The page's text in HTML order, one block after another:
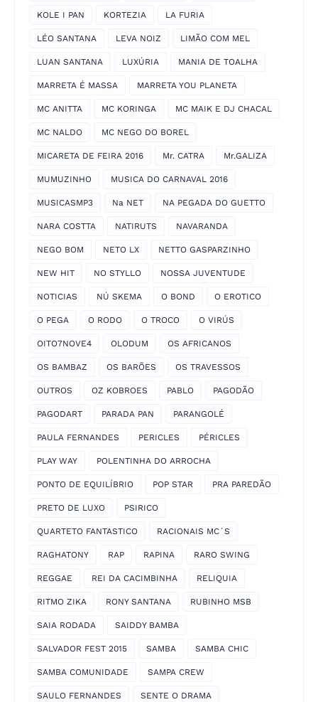
KOLE I PAN KORTEZIA LA FURIA
LÉO SANTANA LEVA NOIZ LIMÃO COM MEL
LUAN SANTANA LUXÚRIA MANIA DE TOALHA
MARRETA É MASSA MARRETA YOU PLANETA
MC ANITTA MC KORINGA MC MAIK E DJ CHACAL
MC NALDO MC NEGO DO BOREL
MICARETA DE FEIRA 2016 Mr. CATRA Mr.GALIZA
MUMUZINHO MUSICA DO CARNAVAL 2016
MUSICASMP3 Na NET NA PEGADA DO GUETTO
NARA COSTTA NATIRUTS NAVARANDA
NEGO BOM NETO LX NETTO GASPARZINHO
NEW HIT NO STYLLO NOSSA JUVENTUDE
NOTICIAS NÚ SKEMA O BOND O EROTICO
O PEGA O RODO O TROCO O VIRÚS
OITO7NOVE4 OLODUM OS AFRICANOS
OS BAMBAZ OS BARÕES OS TRAVESSOS
OUTROS OZ KOBROES PABLO PAGODÃO
PAGODART PARADA PAN PARANGOLÉ
PAULA FERNANDES PERICLES PÉRICLES
PLAY WAY POLENTINHA DO ARROCHA
PONTO DE EQUILÍBRIO POP STAR PRA PAREDÃO
PRETO DE LUXO PSIRICO
QUARTETO FANTASTICO RACIONAIS MC´S
RAGHATONY RAP RAPINA RARO SWING
REGGAE REI DA CACIMBINHA RELIQUIA
RITMO ZIKA RONY SANTANA RUBINHO MSB
SAIA RODADA SAIDDY BAMBA
SALVADOR FEST 2015 SAMBA SAMBA CHIC
SAMBA COMUNIDADE SAMPA CREW
SAULO FERNANDES SENTE O DRAMA